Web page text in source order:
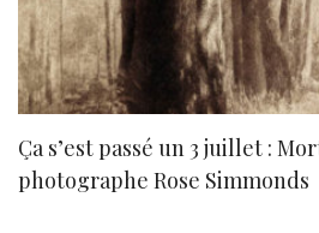
Ça s’est passé un 3 juillet :
photographe Rose Simmonds